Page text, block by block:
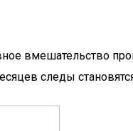
вмешательство
следы